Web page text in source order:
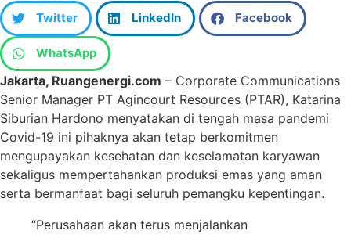
Twitter LinkedIn Facebook
WhatsApp
Jakarta, Ruangenergi.com – Corporate Communications
Senior Manager PT Agincourt Resources (PTAR), Katarina
Siburian Hardono menyatakan di tengah masa pandemi
Covid-19 ini pihaknya akan tetap berkomitmen
mengupayakan kesehatan dan keselamatan karyawan
sekaligus mempertahankan produksi emas yang aman
serta bermanfaat bagi seluruh pemangku kepentingan.
“Perusahaan akan terus menjalankan